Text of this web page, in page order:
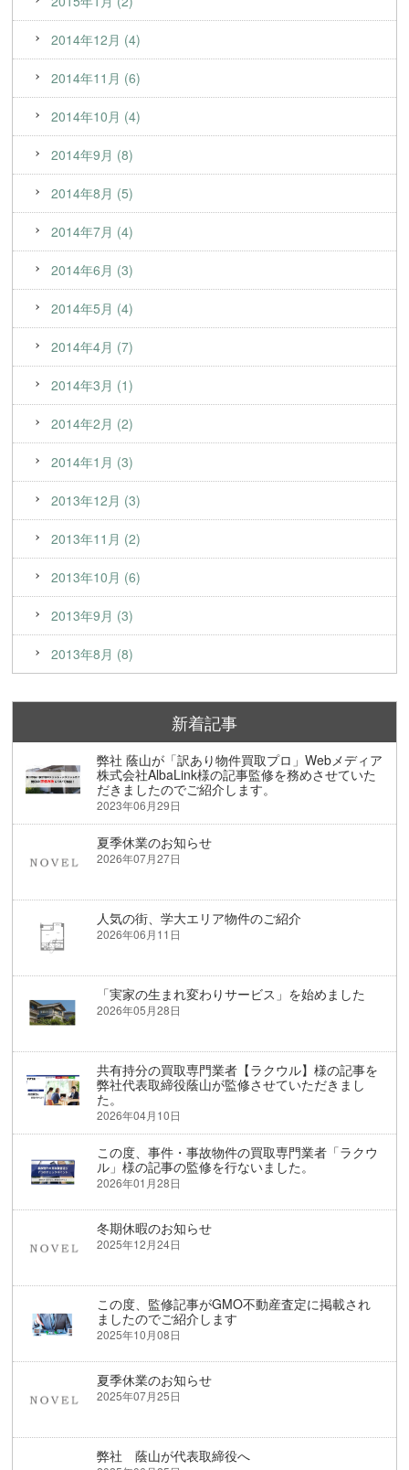
2014年12月 (4)
2014年11月 (6)
2014年10月 (4)
2014年9月 (8)
2014年8月 (5)
2014年7月 (4)
2014年6月 (3)
2014年5月 (4)
2014年4月 (7)
2014年3月 (1)
2014年2月 (2)
2014年1月 (3)
2013年12月 (3)
2013年11月 (2)
2013年10月 (6)
2013年9月 (3)
2013年8月 (8)
新着記事
弊社 蔭山が「訳あり物件買取プロ」Webメディア
株式会社AlbaLink様の記事監修を務めさせていた
だきましたのでご紹介します。
2023年06月29日
夏季休業のお知らせ
2026年07月27日
人気の街、学大エリア物件のご紹介
2026年06月11日
「実家の生まれ変わりサービス」を始めました
2026年05月28日
共有持分の買取専門業者【ラクウル】様の記事を
弊社代表取締役蔭山が監修させていただきまし
た。
2026年04月10日
この度、事件・事故物件の買取専門業者「ラクウ
ル」様の記事の監修を行ないました。
2026年01月28日
冬期休暇のお知らせ
2025年12月24日
この度、監修記事がGMO不動産査定に掲載され
ましたのでご紹介します
2025年10月08日
夏季休業のお知らせ
2025年07月25日
弊社 蔭山が代表取締役へ